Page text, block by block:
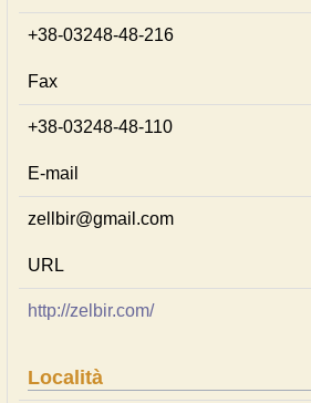
+38-03248-48-216
Fax
+38-03248-48-110
E-mail
zellbir@gmail.com
URL
http://zelbir.com/
Località